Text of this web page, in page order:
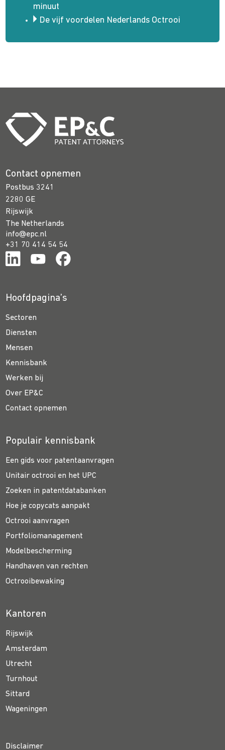
minuut
De vijf voordelen Nederlands Octrooi
Contact opnemen
Postbus 3241
2280 GE
Rijswijk
The Netherlands
info@epc.nl
+31 70 414 54 54
Hoofdpagina’s
Sectoren
Diensten
Mensen
Kennisbank
Werken bij
Over EP&C
Contact opnemen
Populair kennisbank
Een gids voor patentaanvragen
Unitair octrooi en het UPC
Zoeken in patentdatabanken
Hoe je copycats aanpakt
Octrooi aanvragen
Portfoliomanagement
Modelbescherming
Handhaven van rechten
Octrooibewaking
Kantoren
Rijswijk
Amsterdam
Utrecht
Turnhout
Sittard
Wageningen
Disclaimer